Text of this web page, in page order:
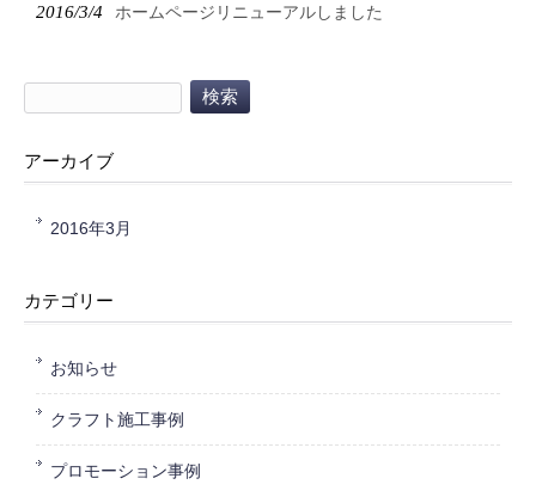
2016/3/4 ホームページリニューアルしました
アーカイブ
2016年3月
カテゴリー
お知らせ
クラフト施工事例
プロモーション事例